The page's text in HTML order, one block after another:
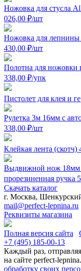
Ножовка для стусла
026,00 ₽/шт
Ножовка для лепнины
430,00 ₽/шт
Полотна для ножовки
338,00 ₽/упк
Пистолет для клея и
Рулетка 3м 16мм с
338,00 ₽/шт
Клейкая лента
Выдвижной нож 18мм
прорезиненная ручка
Скачать каталог
г. Москва,
mail@perfect-lepnina.ru
Реквизиты магазина
Полная версия сайта
+7 (495) 185-00-13
Каждый раз,
на сайте perfect-
обработку своих